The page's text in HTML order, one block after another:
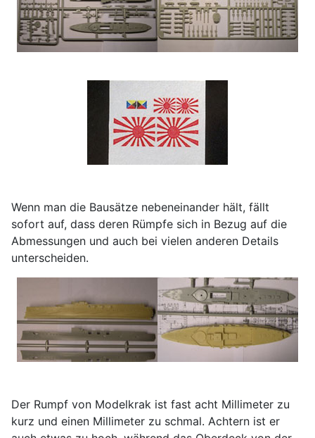
Wenn man die Bausätze nebeneinander hält, fällt
sofort auf, dass deren Rümpfe sich in Bezug auf die
Abmessungen und auch bei vielen anderen Details
unterscheiden.
Der Rumpf von Modelkrak ist fast acht Millimeter zu
kurz und einen Millimeter zu schmal. Achtern ist er